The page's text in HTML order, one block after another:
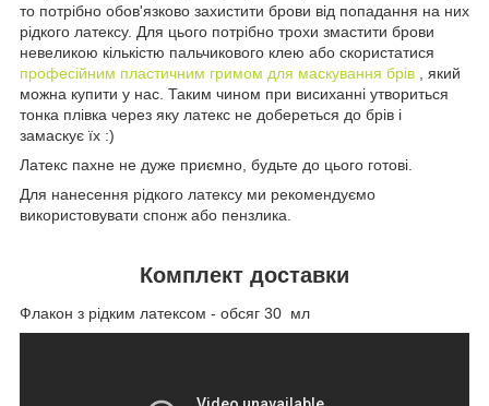
то потрібно обов'язково захистити брови від попадання на них
рідкого латексу. Для цього потрібно трохи змастити брови
невеликою кількістю пальчикового клею або скористатися
професійним пластичним гримом для маскування брів
, який
можна купити у нас. Таким чином при висиханні утвориться
тонка плівка через яку латекс не добереться до брів і
замаскує їх :)
Латекс пахне не дуже приємно, будьте до цього готові.
Для нанесення рідкого латексу ми рекомендуємо
використовувати спонж або пензлика.
Комплект доставки
Флакон з рідким латексом - обсяг 30 мл